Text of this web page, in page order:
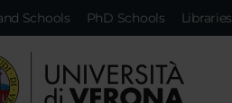
Schools PhD Schools Libraries